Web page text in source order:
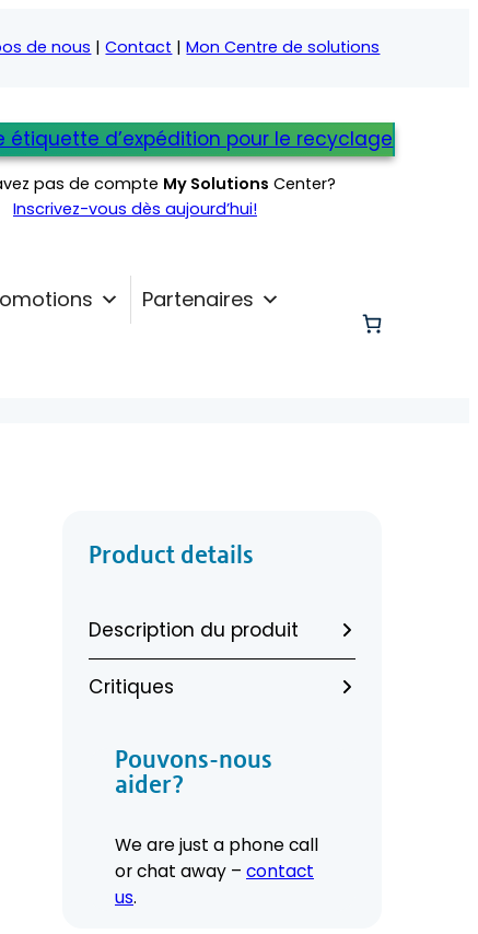
de nous |Contact |Mon Centre de solutions
étiquette d’expédition pour le recyclage
pas de compte My Solutions Center?
Inscrivez-vous dès aujourd’hui!
Partenaires
Product details
Description du produit
Critiques
Pouvons-nous
aider?
We are just a phone call
or chat away – contact
us.